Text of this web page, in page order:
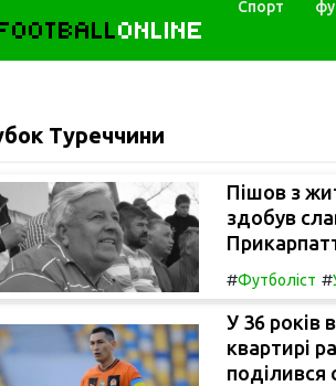
ONLINE
Спорт
Туреччини
Пішов з
здобув
#Футболіст #
У 36 років
квартирі
поділився